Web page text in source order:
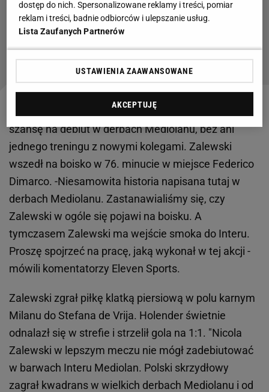
Czytaj także:
Była 85. minuta. Nagle Bułka ruszył do piłki i
stało się
Szybko Zalewski znalazł się w kadrze Interu i miał
szansę na debiut w derbach Mediolanu, bez ani
jednego treningu z nowymi kolegami. Zalewski
wszedł na boisko w 76. minucie w miejsce Federico
Dimarco. -Niesamowita historia napisana tutaj w
derbach Mediolanu. Zastanawialiśmy się, czy
Zalewski w ogóle się pojawi na boisku. A
tymczasem Zalewski ma wejście smoka do Interu.
Proszę spojrzeć na pracę, jaką wykonał w tej akcji -
mówili komentatorzy Eleven Sports.
Zalewski zgrał piłkę klatką piersiową w polu karnym
Milanu do Stefana de Vrija. Holender świetnie
odnalazł się w strefie i strzelił gola na 1:1. "Nicola
Zalewski w lepszym meczu nie mógł zadebiutować
w barwach Interu Mediolan. Polski skrzydłowy
zagrał kwadrans w wielkich derbach Mediolanu i od
dostęp do nich. Spersonalizowane reklamy i treści, pomiar
reklam i treści, badnie odbiorców i ulepszanie usług.
Lista Zaufanych Partnerów
USTAWIENIA ZAAWANSOWANE
AKCEPTUJĘ